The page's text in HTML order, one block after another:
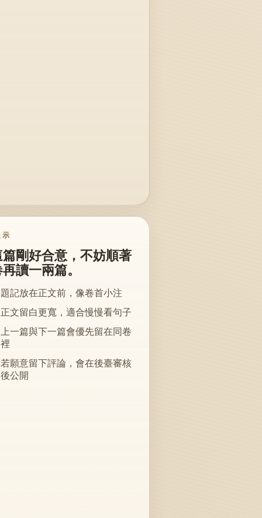
示
剛好合意，不妨順著
讀一兩篇。
題記放在正文前，像卷首小注
正文留白更寬，適合慢慢看句子
上一篇與下一篇會優先留在同卷
裡
若願意留下評論，會在後臺審核
後公開